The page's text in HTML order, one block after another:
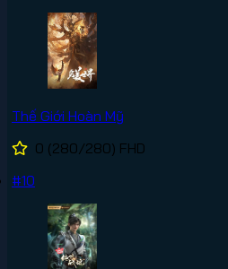
Thế Giới Hoàn Mỹ
0 (280/280) FHD
#10